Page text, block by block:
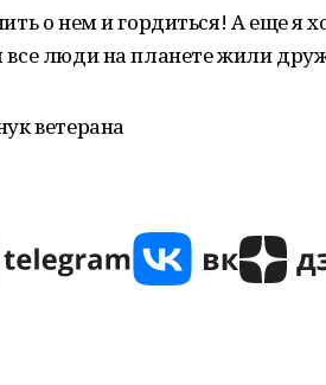
о нем и гордиться! А еще я
люди на планете жили
ветерана